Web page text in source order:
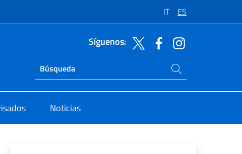
IT ES
Síguenos:
Ricerca sito live
Buscar en el sitio
Noticias